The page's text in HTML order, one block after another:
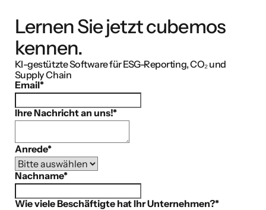
Lernen Sie jetzt cubemos
kennen.
KI-gestützte Software für ESG-Reporting, CO₂ und
Supply Chain
Email*
Ihre Nachricht an uns!*
Anrede*
Nachname*
Wie viele Beschäftigte hat Ihr Unternehmen?*